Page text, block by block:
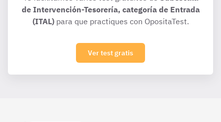
de Intervención-Tesorería, categoría de Entrada
(ITAL)para que practiques con OpositaTest.
Ver test gratis